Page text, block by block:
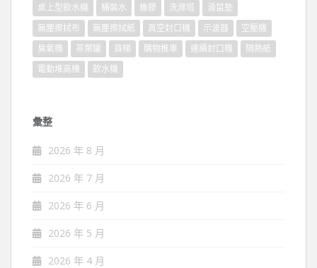
桌上型飲水機
桶裝水 橡膠 洗滌塔
滑鼠墊
無塵擦拭布
無塵擦拭紙 真空封口機 示波器
空壓機
臭氧機
茶葉罐 貨梯 購物推車 連續封口機
隔熱紙
電動堆高機
飲水機
彙整
2026 年 8 月
2026 年 7 月
2026 年 6 月
2026 年 5 月
2026 年 4 月